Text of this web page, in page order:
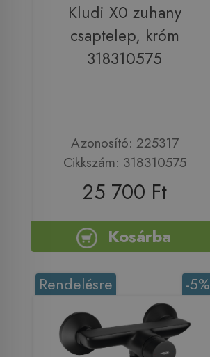
Kludi X0 zuhany
csaptelep, króm
318310575
Azonosító: 225317
Cikkszám: 318310575
25 700 Ft
Kosárba
-5%
Rendelésre